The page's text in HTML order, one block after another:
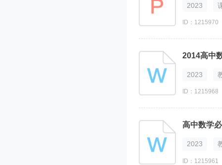
2023
ID：1215970
2023
ID：1215968
高中数学
2023
ID：1215961